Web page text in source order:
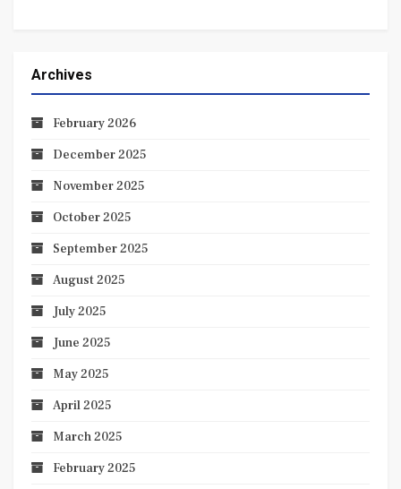
Archives
February 2026
December 2025
November 2025
October 2025
September 2025
August 2025
July 2025
June 2025
May 2025
April 2025
March 2025
February 2025